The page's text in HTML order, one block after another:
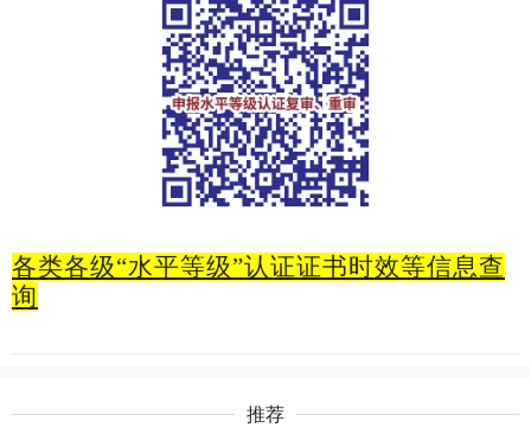
各类各级“水平等级”认证证书时效等信息查
询
推荐